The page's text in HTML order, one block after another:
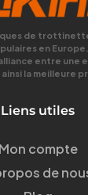
de
en Europe.
entre une
la meilleure
Liens utiles
Mon compte
de